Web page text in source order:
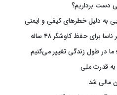
دست برداریم؟
ما در طول زندگی تغییر می‌کنیم
به قدرت ملی
مالی شد